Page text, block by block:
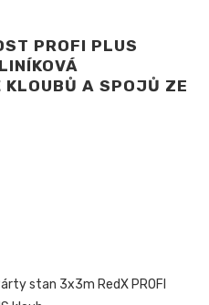
PROFI PLUS
KLOUBŮ A SPOJŮ ZE